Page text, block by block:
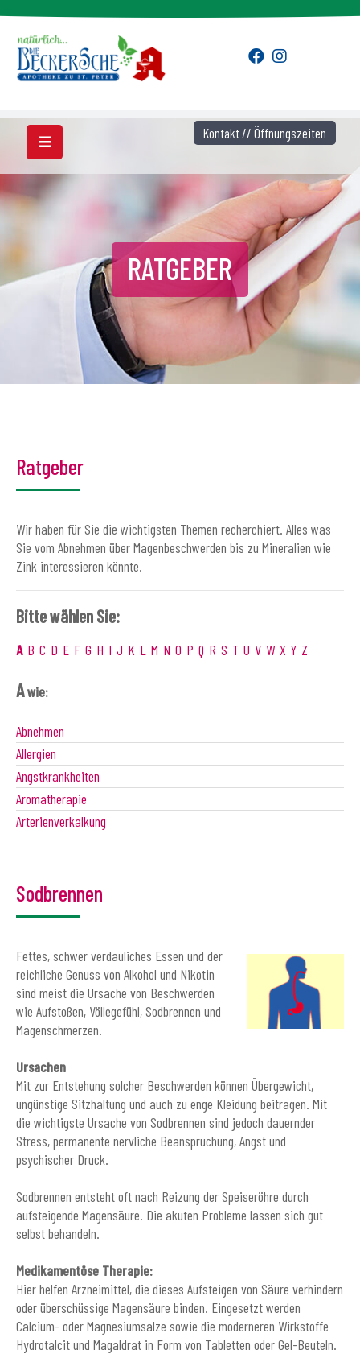
RATGEBER
Ratgeber
Wir haben für Sie die wichtigsten Themen recherchiert. Alles was
Sie vom Abnehmen über Magenbeschwerden bis zu Mineralien wie
Zink interessieren könnte.
Bitte wählen Sie:
A B C D E F G H I J K L M N O P Q R S T U V W X Y Z
Awie:
Abnehmen
Allergien
Angstkrankheiten
Aromatherapie
Arterienverkalkung
Sodbrennen
Fettes, schwer verdauliches Essen und der
reichliche Genuss von Alkohol und Nikotin
sind meist die Ursache von Beschwerden
wie Aufstoßen, Völlegefühl, Sodbrennen und
Magenschmerzen.
Ursachen
Mit zur Entstehung solcher Beschwerden können Übergewicht,
ungünstige Sitzhaltung und auch zu enge Kleidung beitragen. Mit
die wichtigste Ursache von Sodbrennen sind jedoch dauernder
Stress, permanente nervliche Beanspruchung, Angst und
psychischer Druck.
Sodbrennen entsteht oft nach Reizung der Speiseröhre durch
aufsteigende Magensäure. Die akuten Probleme lassen sich gut
selbst behandeln.
Medikamentöse Therapie:
Hier helfen Arzneimittel, die dieses Aufsteigen von Säure verhindern
oder überschüssige Magensäure binden. Eingesetzt werden
Calcium- oder Magnesiumsalze sowie die moderneren Wirkstoffe
Hydrotalcit und Magaldrat in Form von Tabletten oder Gel-Beuteln.
Kontakt // Öffnungszeiten